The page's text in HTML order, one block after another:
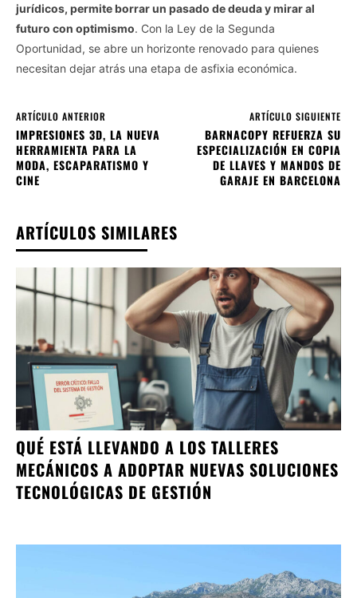
jurídicos, permite borrar un pasado de deuda y mirar al
futuro con optimismo. Con la Ley de la Segunda
Oportunidad, se abre un horizonte renovado para quienes
necesitan dejar atrás una etapa de asfixia económica.
ARTÍCULO ANTERIOR
IMPRESIONES 3D, LA NUEVA
HERRAMIENTA PARA LA
MODA, ESCAPARATISMO Y
CINE
ARTÍCULO SIGUIENTE
BARNACOPY REFUERZA SU
ESPECIALIZACIÓN EN COPIA
DE LLAVES Y MANDOS DE
GARAJE EN BARCELONA
ARTÍCULOS SIMILARES
QUÉ ESTÁ LLEVANDO A LOS TALLERES
MECÁNICOS A ADOPTAR NUEVAS SOLUCIONES
TECNOLÓGICAS DE GESTIÓN